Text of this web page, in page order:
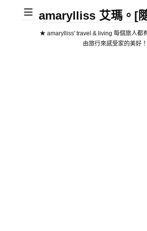
amarylliss 艾瑪。[
★ amarylliss' travel & living 每個旅人都
由旅行來感受家的美好！